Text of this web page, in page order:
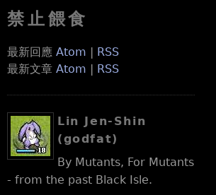
禁止餵食
最新回應 Atom | RSS
最新文章 Atom | RSS
Lin Jen-Shin
(godfat)
By Mutants, For Mutants
- from the past Black Isle.